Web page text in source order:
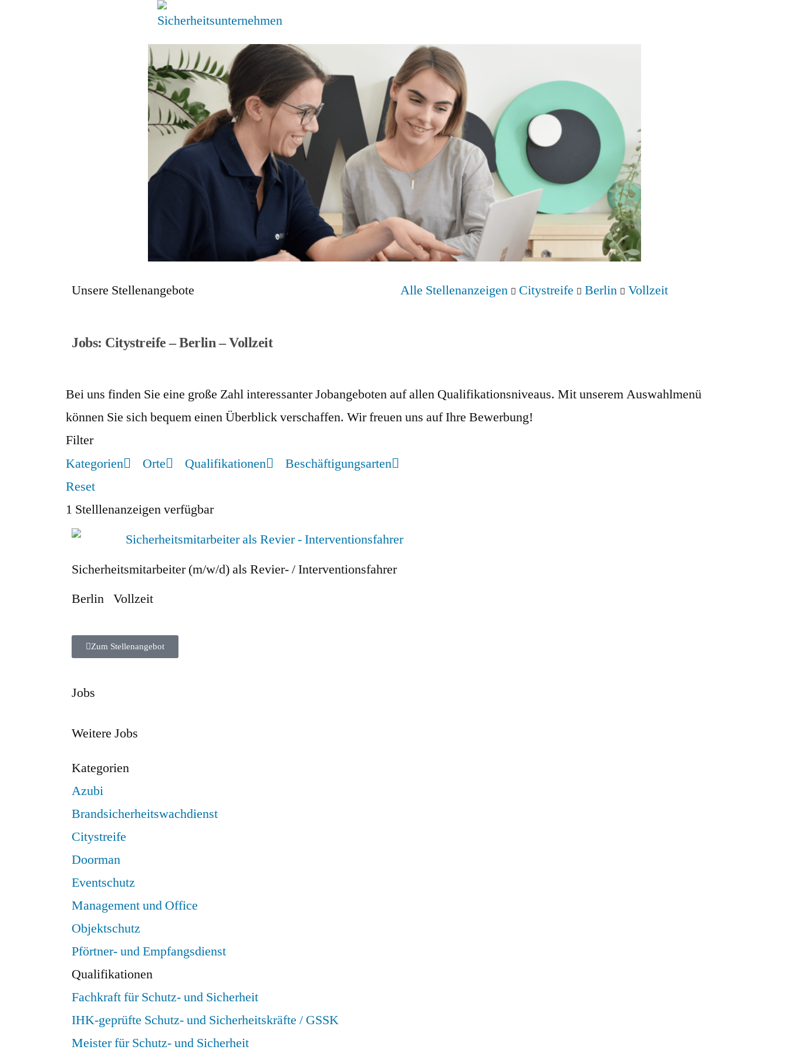
Unsere Stellenangebote
Jobs: Citystreife – Berlin – Vollzeit
Alle Stellenanzeigen Citystreife Berlin Vollzeit
Bei uns finden Sie eine große Zahl interessanter Jobangeboten auf allen Qualifikationsniveaus. Mit unserem Auswahlmenü
können Sie sich bequem einen Überblick verschaffen. Wir freuen uns auf Ihre Bewerbung!
Filter
Kategorien
Orte Qualifikationen
Beschäftigungsarten
Reset
1 Stelllenanzeigen verfügbar
Sicherheitsmitarbeiter (m/w/d) als Revier- / Interventionsfahrer
Berlin Vollzeit
Zum Stellenangebot
Jobs
Weitere Jobs
Kategorien
Azubi
Brandsicherheitswachdienst
Citystreife
Doorman
Eventschutz
Management und Office
Objektschutz
Pförtner- und Empfangsdienst
Qualifikationen
Fachkraft für Schutz- und Sicherheit
IHK-geprüfte Schutz- und Sicherheitskräfte / GSSK
Meister für Schutz- und Sicherheit